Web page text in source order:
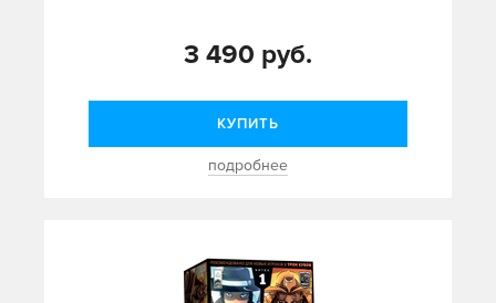
3 490 руб.
КУПИТЬ
подробнее